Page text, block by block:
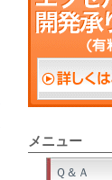
メニュー
Ｑ＆Ａ